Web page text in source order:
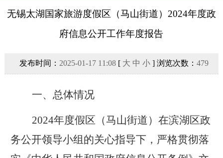
无锡太湖国家旅游度假区（马山街道）2024年度政
府信息公开工作年度报告
发布时间： 2025-01-17 11:08[ 大 中 小] 浏览次数： 479
一、总体情况
2024年度假区（马山街道）在滨湖区政
务公开领导小组的关心指导下，严格贯彻落